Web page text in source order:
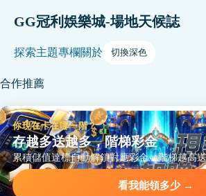
GG冠利娛樂城-場地天候誌
探索主題專欄關於 切換深色
合作推薦
你現在卡在哪一階？
存越多送越多，階梯彩金
累積儲值達標自動解鎖對應彩金，階梯越高
看我能領多少 →